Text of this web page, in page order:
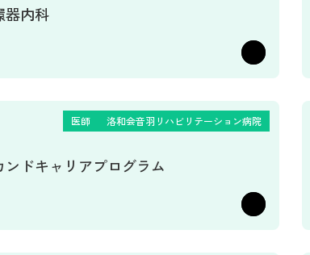
器内科
医師 洛和会音羽リハビリテーション病院
ンドキャリアプログラム